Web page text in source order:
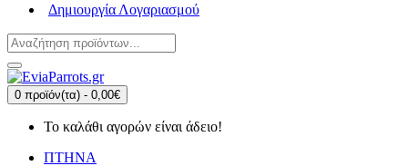
Δημιουργία Λογαριασμού
0 προϊόν(τα) - 0,00€
Το καλάθι αγορών είναι άδειο!
ΠΤΗΝΑ